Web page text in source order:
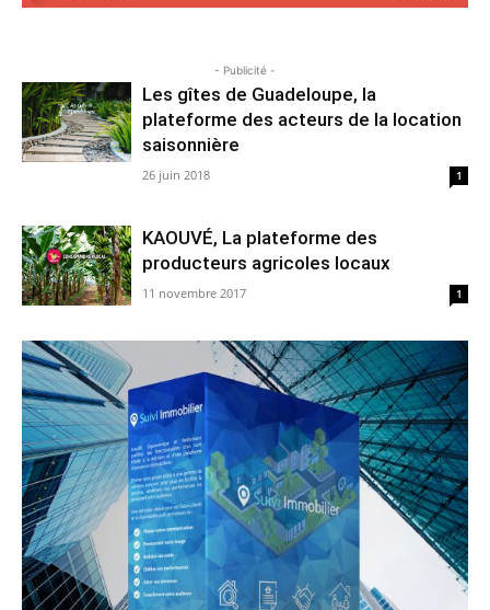
- Publicité -
Les gîtes de Guadeloupe, la
plateforme des acteurs de la location
saisonnière
26 juin 2018 1
KAOUVÉ, La plateforme des
producteurs agricoles locaux
11 novembre 2017 1